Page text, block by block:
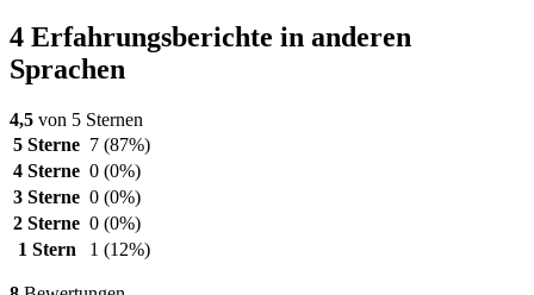
4 Erfahrungsberichte in anderen
Sprachen
4,5 von 5 Sternen
5 Sterne 7 (87%)
4 Sterne 0 (0%)
3 Sterne 0 (0%)
2 Sterne 0 (0%)
1 Stern
1 (12%)